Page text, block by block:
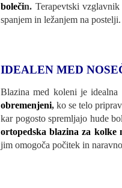
bolečin. Terapevtski
spanjem in ležanjem na postelji.
IDEALEN MED
Blazina med koleni je
obremenjeni,ko se telo
kar pogosto spremljajo hude
ortopedska blazina za kolke
jim omogoča počitek in